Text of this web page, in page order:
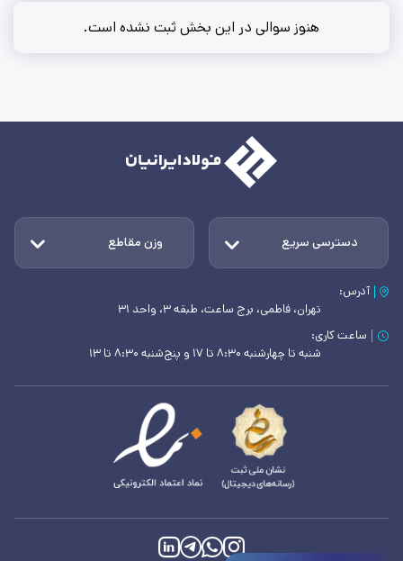
هنوز سوالی در این بخش ثبت نشده است.
دسترسی سریع وزن مقاطع
آدرس:
تهران، فاطمی، برج ساعت، طبقه ۳، واحد ۳۱
ساعت کاری:
شنبه تا چهارشنبه ۸:۳۰ تا ۱۷ و پنج‌شنبه ۸:۳۰ تا ۱۳